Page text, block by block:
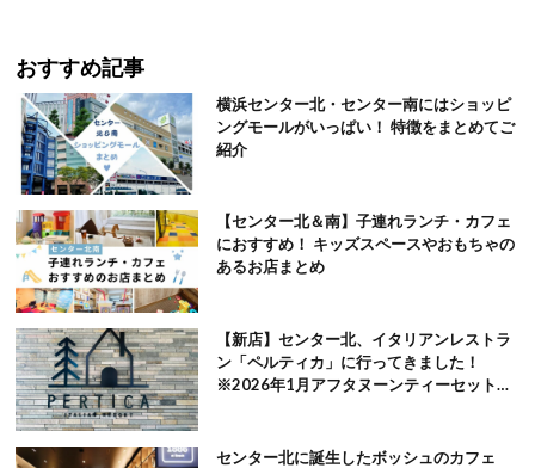
おすすめ記事
横浜センター北・センター南にはショッピ
ングモールがいっぱい！ 特徴をまとめてご
紹介
【センター北＆南】子連れランチ・カフェ
におすすめ！ キッズスペースやおもちゃの
あるお店まとめ
【新店】センター北、イタリアンレストラ
ン「ペルティカ」に行ってきました！
※2026年1月アフタヌーンティーセット追
センター北に誕生したボッシュのカフェ